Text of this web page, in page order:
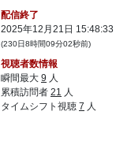
配信終了
2025年12月21日 15:48:33
(230日8時間09分02秒前)
視聴者数情報
瞬間最大 9 人
累積訪問者 21 人
タイムシフト視聴 7 人